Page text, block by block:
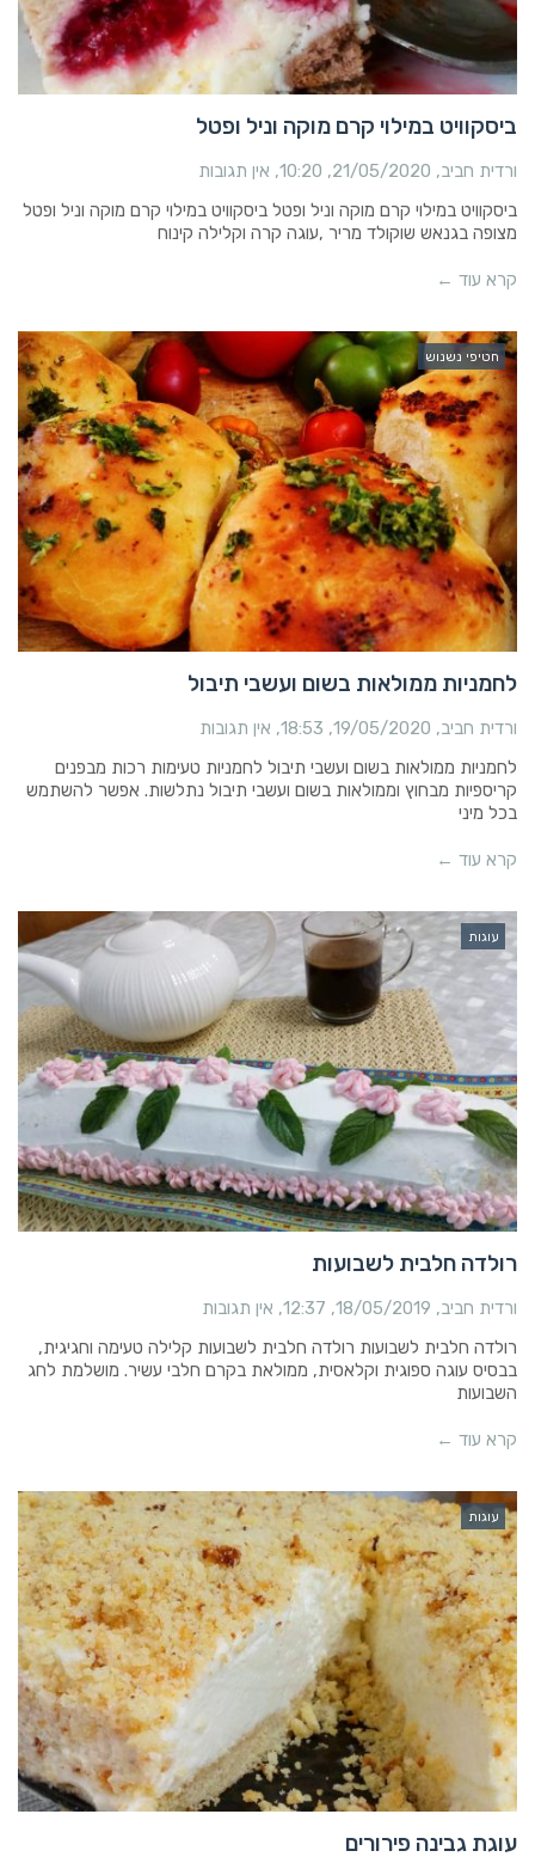
ביסקוויט במילוי קרם מוקה וניל ופטל
ורדית חביב 21/05/2020
10:20 אין תגובות
ביסקוויט במילוי קרם מוקה וניל ופטל ביסקוויט במילוי קרם מוקה וניל ופטל
מצופה בגנאש שוקולד מריר ,עוגה קרה וקלילה קינוח
קרא עוד ←
חטיפי נשנוש
לחמניות ממולאות בשום ועשבי תיבול
ורדית חביב 19/05/2020
18:53 אין תגובות
לחמניות ממולאות בשום ועשבי תיבול לחמניות טעימות רכות מבפנים
קריספיות מבחוץ וממולאות בשום ועשבי תיבול נתלשות. אפשר להשתמש
בכל מיני
קרא עוד ←
עוגות
רולדה חלבית לשבועות
ורדית חביב 18/05/2019
12:37 אין תגובות
רולדה חלבית לשבועות רולדה חלבית לשבועות קלילה טעימה וחגיגית,
בבסיס עוגה ספוגית וקלאסית, ממולאת בקרם חלבי עשיר. מושלמת לחג
השבועות
קרא עוד ←
עוגות
עוגת גבינה פירורים